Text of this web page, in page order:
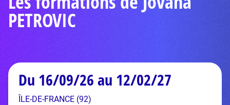
PETROVIC
Du 16/09/26 au 12/02/27
ÎLE-DE-FRANCE (92)